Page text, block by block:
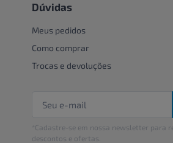
Dúvidas
Meus pedidos
Como comprar
Trocas e devoluções
*Cadastre-se em nossa newsletter para
descontos e ofertas.